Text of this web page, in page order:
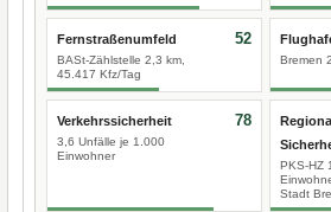
Fernstraßenumfeld
BASt-Zählstelle 2,3 km,
45.417 Kfz/Tag
52
Bremen
Verkehrssicherheit
3,6 Unfälle je 1.000
Einwohner
78
PKS-HZ
Stadt